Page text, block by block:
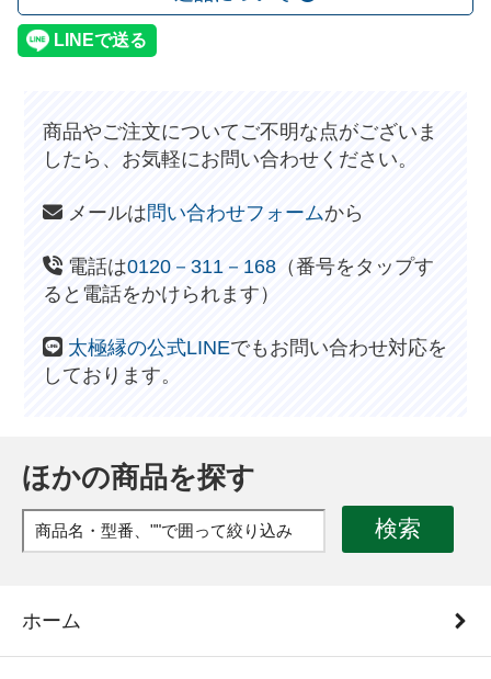
商品やご注文についてご不明な点がございま
したら、お気軽にお問い合わせください。
メールは問い合わせフォームから
電話は0120－311－168 （番号をタップす
ると電話をかけられます）
太極縁の公式LINEでもお問い合わせ対応を
しております。
ほかの商品を探す
検索
ホーム